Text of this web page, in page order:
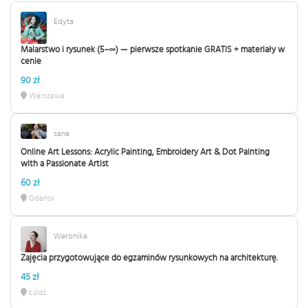
Edyta
Malarstwo i rysunek (5–∞) — pierwsze spotkanie GRATIS + materiały w
cenie
90 zł
Warszawa
sana
Online Art Lessons: Acrylic Painting, Embroidery Art & Dot Painting
with a Passionate Artist
60 zł
Gdańsk
Weronika
Zajęcia przygotowujące do egzaminów rysunkowych na architekturę.
45 zł
Łódź